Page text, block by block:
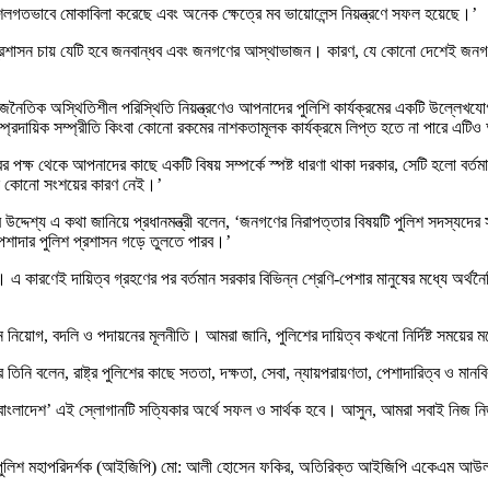
মোকাবিলা করেছে এবং অনেক ক্ষেত্রে মব ভায়োলেন্স নিয়ন্ত্রণে সফল হয়েছে।’
চায় যেটি হবে জনবান্ধব এবং জনগণের আস্থাভাজন। কারণ, যে কোনো দেশেই
অস্থিতিশীল পরিস্থিতি নিয়ন্ত্রণেও আপনাদের পুলিশি কার্যক্রমের একটি
সম্প্রীতি কিংবা কোনো রকমের নাশকতামূলক কার্যক্রমে লিপ্ত হতে না পারে
থেকে আপনাদের কাছে একটি বিষয় সম্পর্কে স্পষ্ট ধারণা থাকা দরকার, সেটি হলো
কোনো সংশয়ের কারণ নেই।’
উদ্দেশ্য এ কথা জানিয়ে প্রধানমন্ত্রী বলেন, ‘জনগণের নিরাপত্তার বিষয়টি পুলিশ
পুলিশ প্রশাসন গড়ে তুলতে পারব।’
দায়িত্ব গ্রহণের পর বর্তমান সরকার বিভিন্ন শ্রেণি-পেশার মানুষের মধ্যে
বদলি ও পদায়নের মূলনীতি। আমরা জানি, পুলিশের দায়িত্ব কখনো নির্দিষ্ট সময়ের
বলেন, রাষ্ট্র পুলিশের কাছে সততা, দক্ষতা, সেবা, ন্যায়পরায়ণতা, পেশাদারিত্ব ও
এই স্লোগানটি সত্যিকার অর্থে সফল ও সার্থক হবে। আসুন, আমরা সবাই
পুলিশ মহাপরিদর্শক (আইজিপি) মো: আলী হোসেন ফকির, অতিরিক্ত আইজিপি একেএম